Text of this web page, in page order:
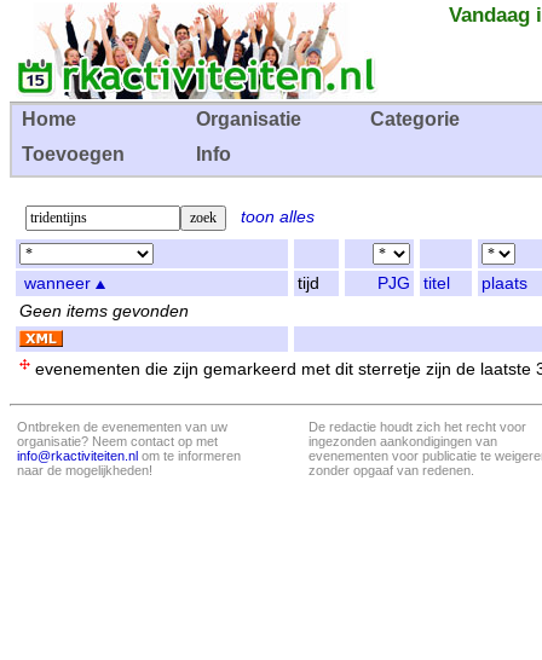
Vandaag
Home Organisatie
Categorie
Toevoegen
Info
toon alles
wanneer tijd PJG titel
plaats
Geen items gevonden
evenementen die zijn gemarkeerd met dit sterretje zijn de laatste
Ontbreken de evenementen van uw
organisatie? Neem contact op met
info@rkactiviteiten.nl om te informeren
naar de mogelijkheden!
De redactie houdt zich het recht voor
ingezonden aankondigingen van
evenementen voor publicatie te
zonder opgaaf van redenen.